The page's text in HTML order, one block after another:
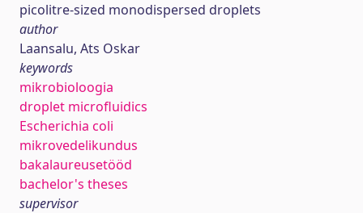
picolitre-sized monodispersed droplets
author
Laansalu, Ats Oskar
keywords
mikrobioloogia
droplet microfluidics
Escherichia coli
mikrovedelikundus
bakalaureusetööd
bachelor's theses
supervisor